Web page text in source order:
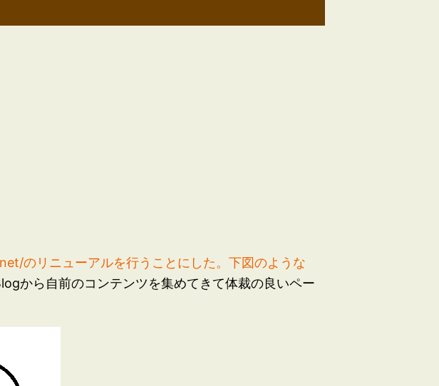
のリニューアルを行うことにした。下図のような
から自前のコンテンツを集めてきて体裁の良いペー